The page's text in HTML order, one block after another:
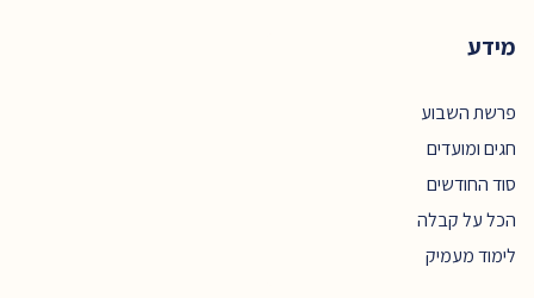
מידע
פרשת השבוע
חגים ומועדים
סוד החודשים
הכל על קבלה
לימוד מעמיק